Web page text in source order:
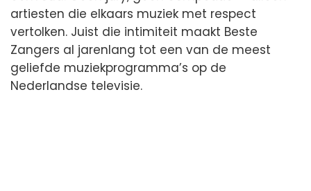
artiesten die elkaars muziek met respect
vertolken. Juist die intimiteit maakt Beste
Zangers al jarenlang tot een van de meest
geliefde muziekprogramma’s op de
Nederlandse televisie.